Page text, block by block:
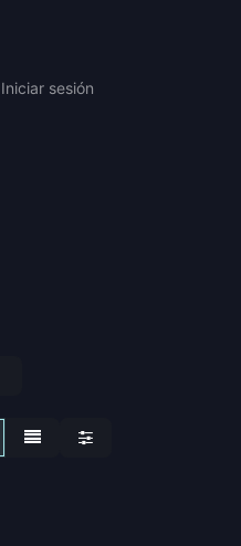
Iniciar sesión